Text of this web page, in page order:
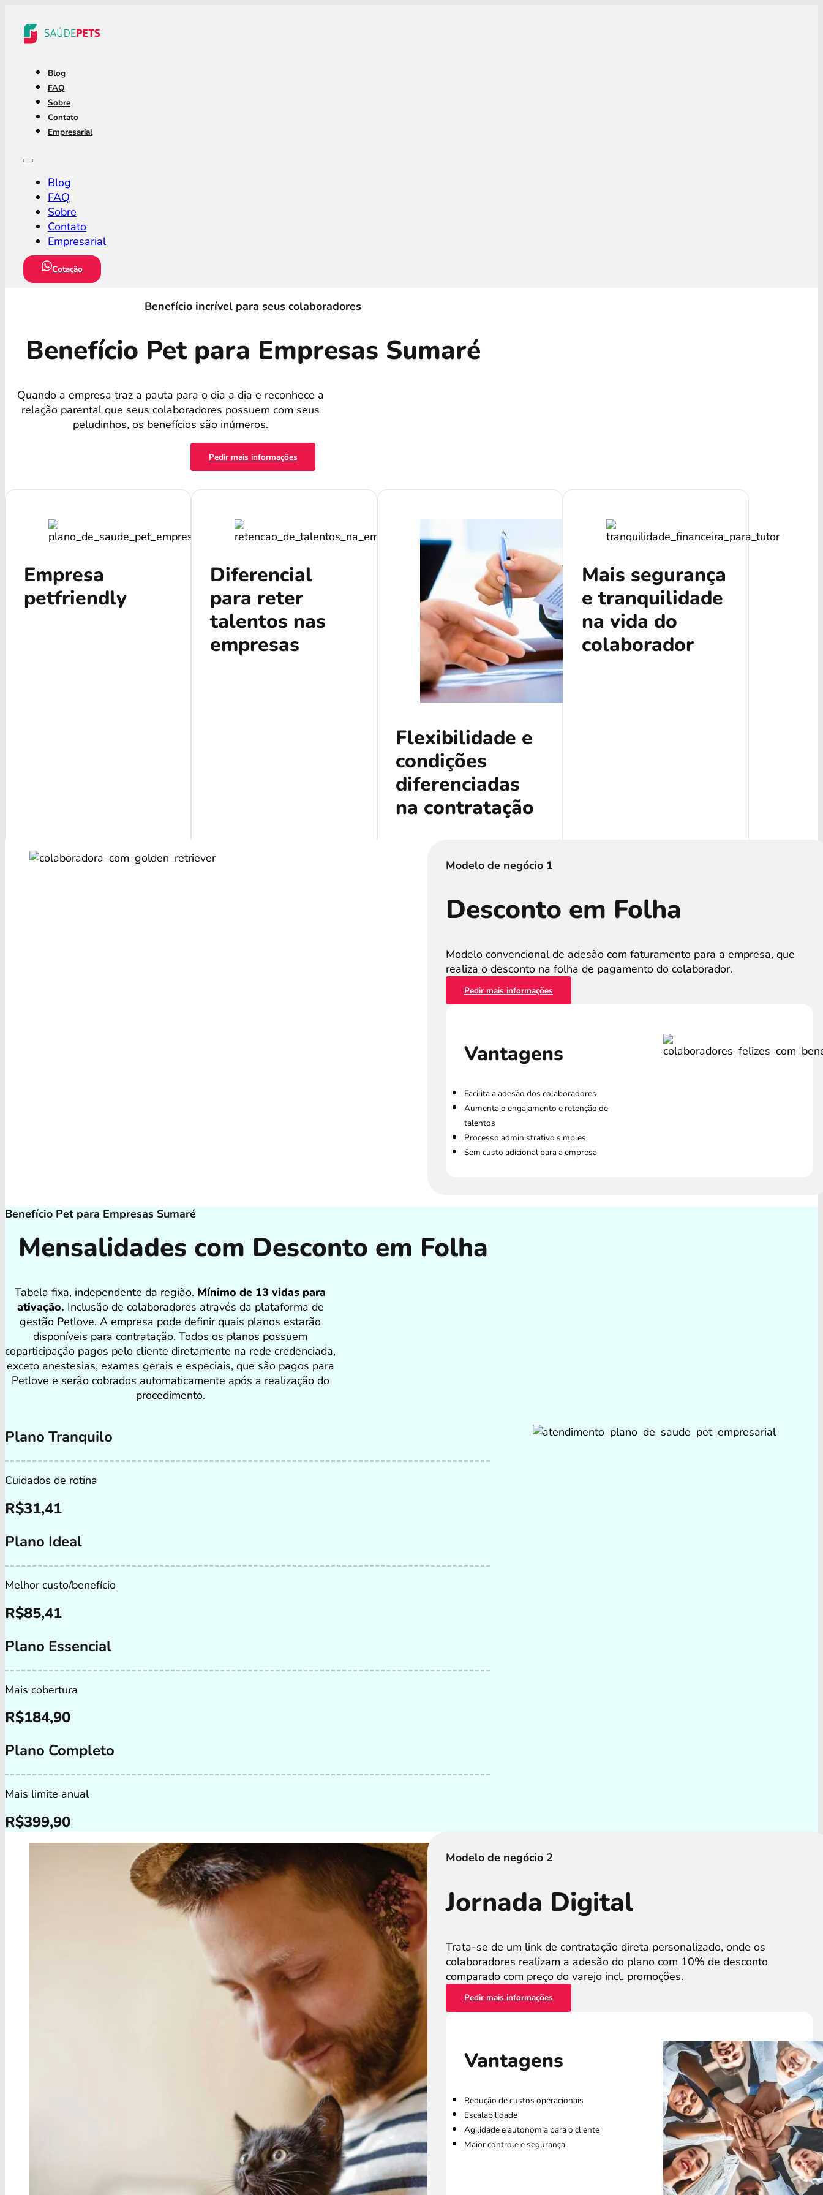
Blog
FAQ
Sobre
Contato
Empresarial
Blog
FAQ
Sobre
Contato
Empresarial
Cotação
Benefício incrível para seus colaboradores
Benefício Pet para Empresas Sumaré
Quando a empresa traz a pauta para o dia a dia e reconhece a
relação parental que seus colaboradores possuem com seus
peludinhos, os benefícios são inúmeros.
Pedir mais informações
Empresa
petfriendly
Diferencial
para reter
talentos nas
empresas
Flexibilidade e
condições
diferenciadas
na contratação
Mais segurança
e tranquilidade
na vida do
colaborador
Modelo de negócio 1
Desconto em Folha
Modelo convencional de adesão com faturamento para a empresa, que
realiza o desconto na folha de pagamento do colaborador.
Pedir mais informações
Vantagens
Facilita a adesão dos colaboradores
Aumenta o engajamento e retenção de
talentos
Processo administrativo simples
Sem custo adicional para a empresa
Benefício Pet para Empresas Sumaré
Mensalidades com Desconto em Folha
Tabela fixa, independente da região. Mínimo de 13 vidas para
ativação. Inclusão de colaboradores através da plataforma de
gestão Petlove. A empresa pode definir quais planos estarão
disponíveis para contratação. Todos os planos possuem
coparticipação pagos pelo cliente diretamente na rede credenciada,
exceto anestesias, exames gerais e especiais, que são pagos para
Petlove e serão cobrados automaticamente após a realização do
procedimento.
Plano Tranquilo
Cuidados de rotina
R$31,41
Plano Ideal
Melhor custo/benefício
R$85,41
Plano Essencial
Mais cobertura
R$184,90
Plano Completo
Mais limite anual
R$399,90
Modelo de negócio 2
Jornada Digital
Trata-se de um link de contratação direta personalizado, onde os
colaboradores realizam a adesão do plano com 10% de desconto
comparado com preço do varejo incl. promoções.
Pedir mais informações
Vantagens
Redução de custos operacionais
Escalabilidade
Agilidade e autonomia para o cliente
Maior controle e segurança